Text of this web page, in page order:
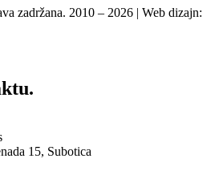
zadržana. 2010 – 2026 | Web dizajn:
15, Subotica